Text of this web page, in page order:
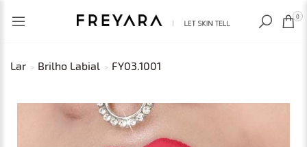
BRL
RECENTLY VIEWED 0
Lar Brilho Labial FY03.1001